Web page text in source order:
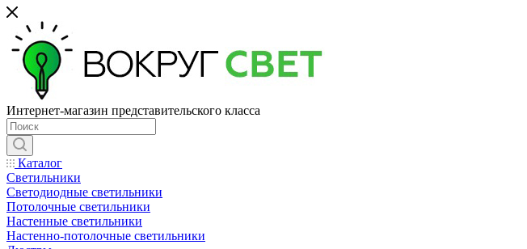
Интернет-магазин представительского класса
Каталог
Светильники
Светодиодные светильники
Потолочные светильники
Настенные светильники
Настенно-потолочные светильники